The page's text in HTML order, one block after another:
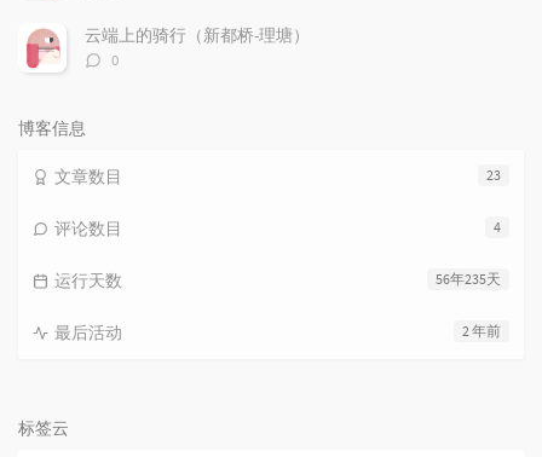
数：
云端上的骑行（新都桥-理塘）
评
0
博客信息
23
文章数目
4
评论数目
56年235天
运行天数
2 年前
最后活动
标签云